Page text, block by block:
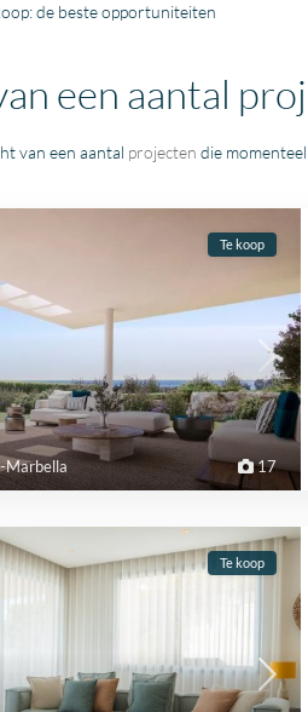
de beste opportuniteiten
een aantal
van een aantal projecten die
17
Marbella
Te koop
Te koop